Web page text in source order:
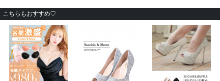
こちらもおすすめ♡